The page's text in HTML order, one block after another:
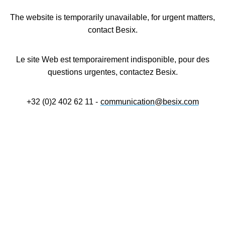
The website is temporarily unavailable, for urgent matters,
contact Besix.
Le site Web est temporairement indisponible, pour des
questions urgentes, contactez Besix.
+32 (0)2 402 62 11 - communication@besix.com